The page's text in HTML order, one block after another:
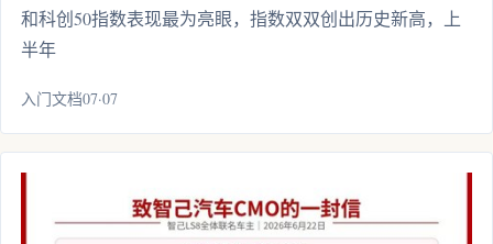
和科创50指数表现最为亮眼，指数双双创出历史新高，上
半年
入门文档07·07